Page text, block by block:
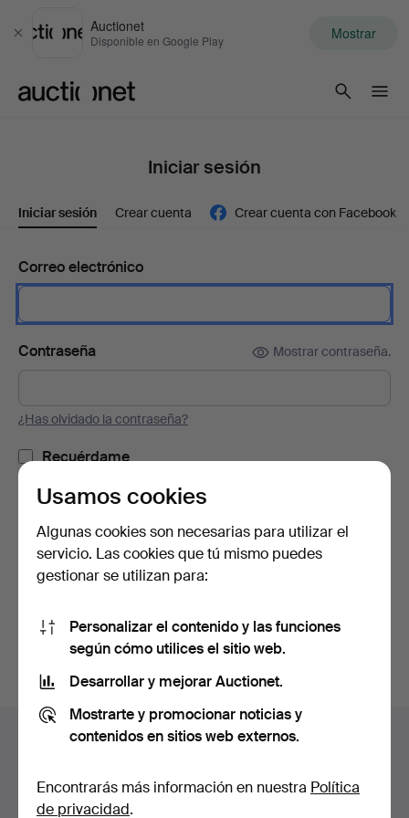
Cerrar
Auctionet
Disponible en Google Play Mostrar
Iniciar sesión
Iniciar sesión Crear cuenta Crear cuenta con Facebook
Correo electrónico
Contraseña Mostrar contraseña.
¿Has olvidado la contraseña?
Recuérdame
o iniciar sesión a través de Facebook
Navegación
pie
Ayuda y contacto
Todas las casas de subastas
Usamos cookies
Algunas cookies son necesarias para utilizar el
servicio. Las cookies que tú mismo puedes
gestionar se utilizan para:
Personalizar el contenido y las funciones
según cómo utilices el sitio web.
Desarrollar y mejorar Auctionet.
Mostrarte y promocionar noticias y
contenidos en sitios web externos.
Encontrarás más información en nuestra Política
de privacidad.